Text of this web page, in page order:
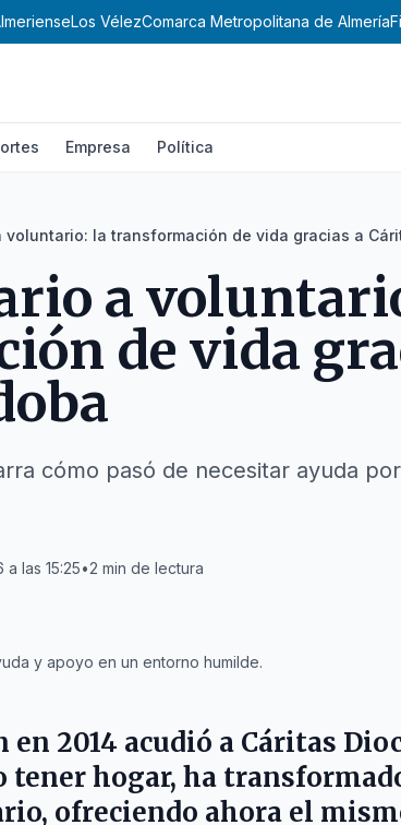
Los VélezComarca Metropolitana de Almería
Empresa Política
voluntario: la transformación de vida gracias a
a
de vida
cómo pasó de necesitar ayuda
las 15:25•2 min de lectura
y apoyo en un entorno humilde.
2014 acudió a Cáritas
tener hogar, ha
ofreciendo ahora el